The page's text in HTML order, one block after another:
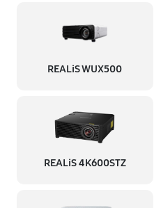
REALiS WUX500
REALiS 4K600STZ